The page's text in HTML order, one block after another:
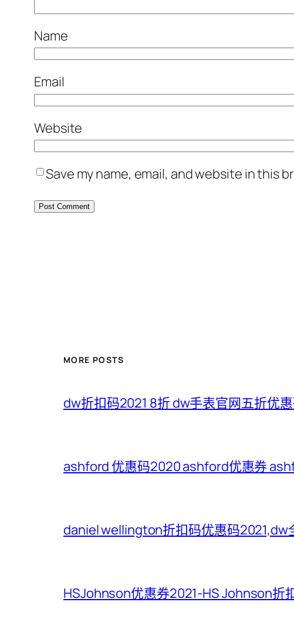
Name
Email
Website
Save my name, email, and website in this
MORE POSTS
dw折扣码2021 8折 dw手表官网五折优
ashford 优惠码2020 ashford优惠券
daniel wellington折扣码优惠码2021,dw
HSJohnson优惠券2021-HS Johnson折